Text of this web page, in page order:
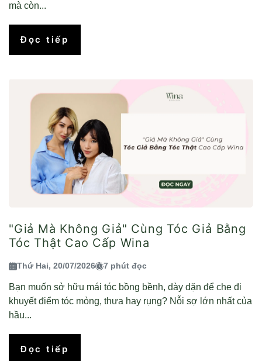
mà còn...
Đọc tiếp
"Giả Mà Không Giả" Cùng Tóc Giả Bằng
Tóc Thật Cao Cấp Wina
Thứ Hai, 20/07/2026 7 phút đọc
Bạn muốn sở hữu mái tóc bồng bềnh, dày dặn để che đi
khuyết điểm tóc mỏng, thưa hay rụng? Nỗi sợ lớn nhất của
hầu...
Đọc tiếp